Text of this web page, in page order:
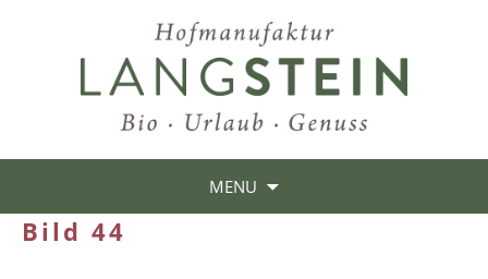
MENU
Bild 44